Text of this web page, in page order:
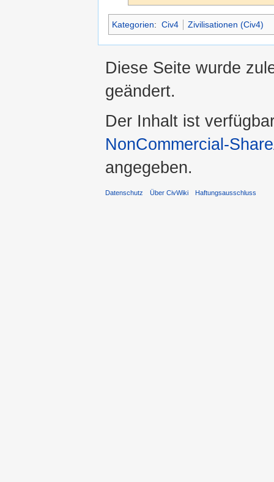
Kategorien: Civ4 Zivilisationen (Civ4)
Diese Seite wurde
geändert.
Der Inhalt ist
NonCommercial-
angegeben.
Datenschutz Über CivWiki Haftungsausschluss